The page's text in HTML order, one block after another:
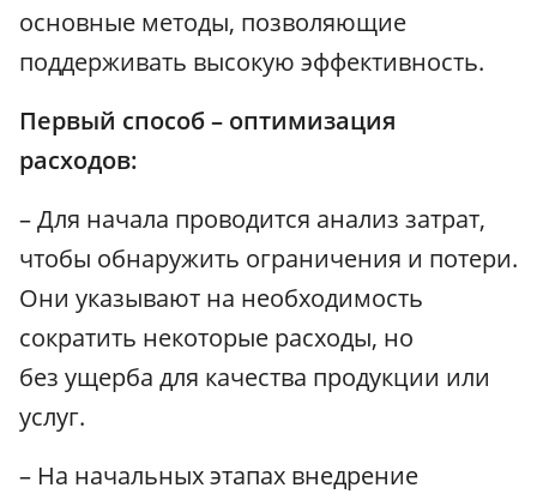
основные методы, позволяющие
поддерживать высокую эффективность.
Первый способ – оптимизация
расходов:
– Для начала проводится анализ затрат,
чтобы обнаружить ограничения и потери.
Они указывают на необходимость
сократить некоторые расходы, но
без ущерба для качества продукции или
услуг.
– На начальных этапах внедрение